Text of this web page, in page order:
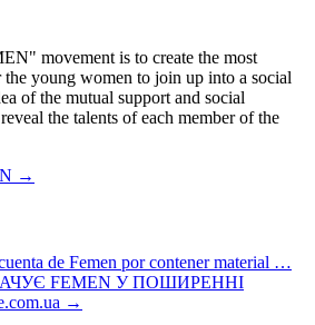
movement is to create the most
young women to join up into a social
of the mutual support and social
the talents of each member of the
→
de Femen por contener material …
FEMEN У ПОШИРЕННІ
→